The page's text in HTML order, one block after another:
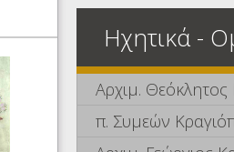
Ηχητικά -
Αρχιμ.
π. Συμεών